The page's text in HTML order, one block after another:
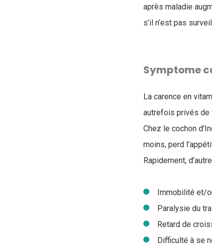
après maladie
s’il n’est pas
Symptome
La carence en
autrefois privés
Chez le cochon
moins, perd
Rapidement,
Immobilité et/
Paralysie du
Retard de
Difficulté à se